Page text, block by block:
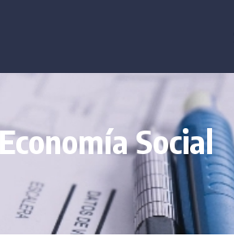
Social